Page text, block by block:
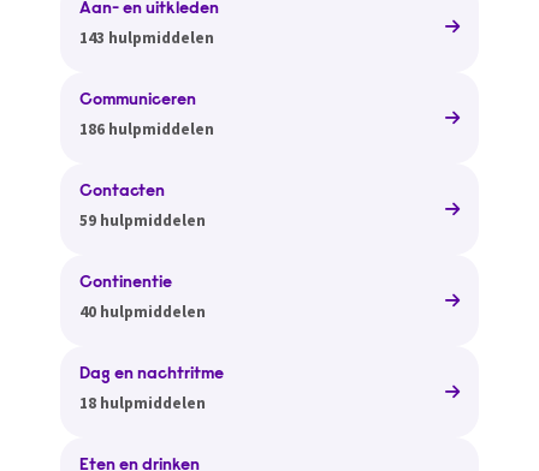
Aan- en uitkleden
143 hulpmiddelen
Communiceren
186 hulpmiddelen
Contacten
59 hulpmiddelen
Continentie
40 hulpmiddelen
Dag en nachtritme
18 hulpmiddelen
Eten en drinken